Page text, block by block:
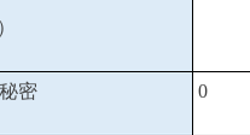
密 0